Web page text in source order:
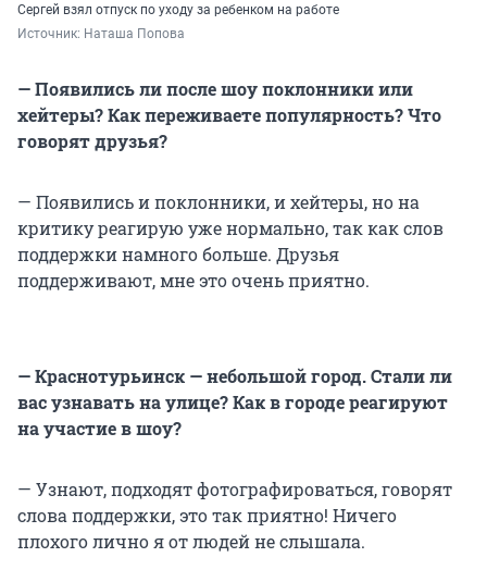
Сергей взял отпуск по уходу за ребенком на работе
Источник: Наташа Попова
— Появились ли после шоу поклонники или
хейтеры? Как переживаете популярность? Что
говорят друзья?
— Появились и поклонники, и хейтеры, но на
критику реагирую уже нормально, так как слов
поддержки намного больше. Друзья
поддерживают, мне это очень приятно.
— Краснотурьинск — небольшой город. Стали ли
вас узнавать на улице? Как в городе реагируют
на участие в шоу?
— Узнают, подходят фотографироваться, говорят
слова поддержки, это так приятно! Ничего
плохого лично я от людей не слышала.